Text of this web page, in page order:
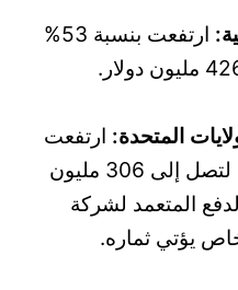
ارتفعت بنسبة 53%
المتحدة: ارتفعت
بنسبة مذهلة بلغت 93% لتصل إلى 306 مليون
المتعمد لشركة